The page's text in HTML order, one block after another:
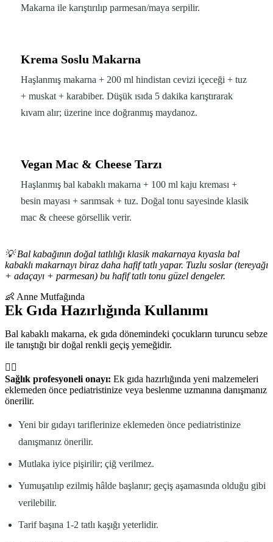
Makarna ile karıştırılıp parmesan/maya serpilir.
Krema Soslu Makarna
Haşlanmış makarna + 200 ml hindistan cevizi içeceği + tuz
+ muskat + karabiber. Düşük ısıda 5 dakika karıştırarak
kıvam alır; üzerine ince doğranmış maydanoz.
Vegan Mac & Cheese Tarzı
Haşlanmış bal kabaklı makarna + 100 ml kaju kreması +
besin mayası + sarımsak + tuz. Doğal tonu sayesinde klasik
mac & cheese görsellik verir.
💡Bal kabağının doğal tatlılığı klasik makarnaya kıyasla bal
kabaklı makarnayı biraz daha hafif tatlı yapar. Tuzlu soslar (tereyağı
+ adaçayı + parmesan) bu hafif tatlı tonu güzel dengeler.
👶 Anne Mutfağında
Ek Gıda Hazırlığında Kullanımı
Bal kabaklı makarna, ek gıda dönemindeki çocukların turuncu sebze
ile tanıştığı bir doğal renkli geçiş yemeğidir.
👩‍⚕️
Sağlık profesyoneli onayı: Ek gıda hazırlığında yeni malzemeleri
eklemeden önce pediatristinize veya beslenme uzmanına danışmanız
önerilir.
Yeni bir gıdayı tariflerinize eklemeden önce pediatristinize
danışmanız önerilir.
Mutlaka iyice pişirilir; çiğ verilmez.
Yumuşatılıp ezilmiş hâlde başlanır; geçiş aşamasında olduğu gibi
verilebilir.
Tarif başına 1-2 tatlı kaşığı yeterlidir.